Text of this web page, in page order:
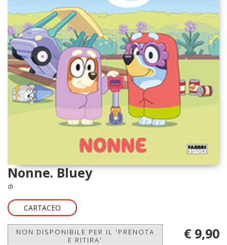
Nonne. Bluey
di
CARTACEO
NON DISPONIBILE PER IL 'PRENOTA
E RITIRA'
€ 9,90